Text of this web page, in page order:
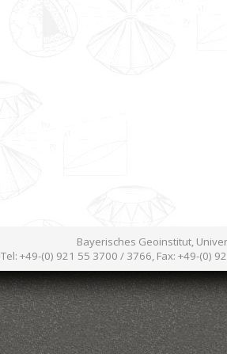
Bayerisches Geoinstitut,
Tel: +49-(0) 921 55 3700 / 3766, Fax: +49-(0)